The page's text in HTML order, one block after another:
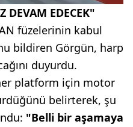
DEVAM EDECEK"
füzelerinin kabul
bildiren Görgün, harp
duyurdu.
platform için motor
belirterek, şu
"Belli bir aşamaya